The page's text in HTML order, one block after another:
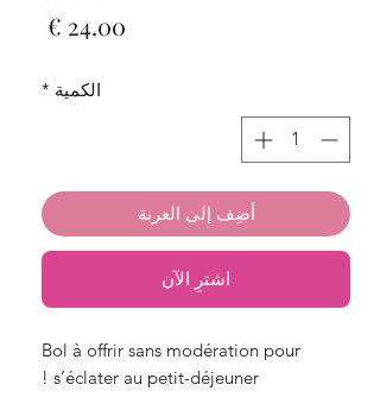
الكمية *
أضِف إلى العربة
اشترِ الآن
Bol à offrir sans modération pour
s’éclater au petit-déjeuner !